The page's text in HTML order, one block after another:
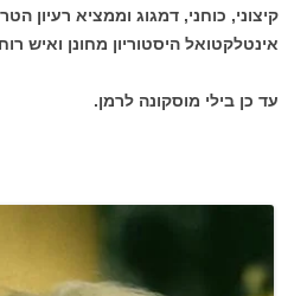
קיצוני, כוחני, דמגוג וממציא רעיון
אינטלקטואל היסטוריון מחונן ואיש
עד כן בילי מוסקונה לרמן.